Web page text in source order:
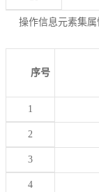
操作信息元素集
序号
1
2
3
4